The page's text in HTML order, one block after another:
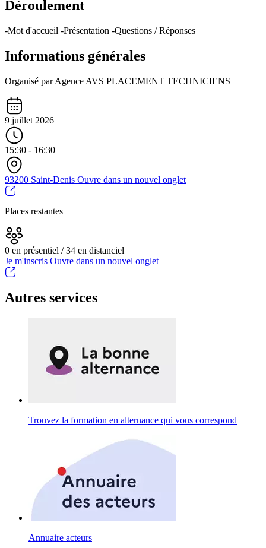
Déroulement
-Mot d'accueil -Présentation -Questions / Réponses
Informations générales
Organisé par Agence AVS PLACEMENT TECHNICIENS
9 juillet 2026
15:30 - 16:30
93200 Saint-Denis Ouvre dans un nouvel onglet
Places restantes
0 en présentiel / 34 en distanciel
Je m'inscris Ouvre dans un nouvel onglet
Autres services
Trouvez la formation en alternance qui vous correspond
Annuaire acteurs